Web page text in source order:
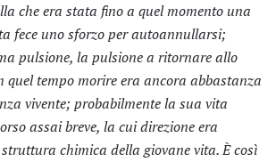
che era stata fino a quel momento una
fece uno sforzo per autoannullarsi;
pulsione, la pulsione a ritornare allo
tempo morire era ancora abbastanza
vivente; probabilmente la sua vita
assai breve, la cui direzione era
chimica della giovane vita. È così